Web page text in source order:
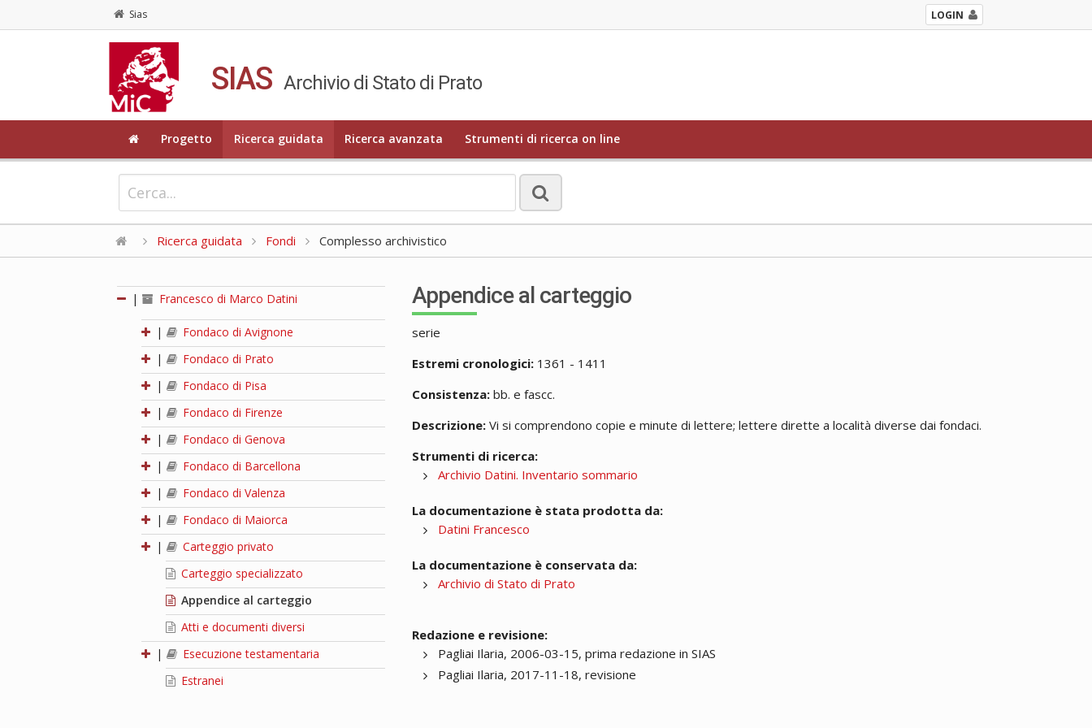
Sias LOGIN
SIAS Archivio di Stato di Prato
Progetto Ricerca guidata Ricerca avanzata Strumenti di ricerca on line
Ricerca guidata Fondi Complesso archivistico
| Francesco di Marco Datini
|
Fondaco di Avignone
|
Fondaco di Prato
|
Fondaco di Pisa
|
Fondaco di Firenze
|
Fondaco di Genova
|
Fondaco di Barcellona
|
Fondaco di Valenza
|
Fondaco di Maiorca
|
Carteggio privato
Carteggio specializzato
Appendice al carteggio
Atti e documenti diversi
|
Esecuzione testamentaria
Estranei
Appendice al carteggio
serie
Estremi cronologici: 1361 - 1411
Consistenza: bb. e fascc.
Descrizione: Vi si comprendono copie e minute di lettere; lettere dirette a località diverse dai fondaci.
Strumenti di ricerca:
Archivio Datini. Inventario sommario
La documentazione è stata prodotta da:
Datini Francesco
La documentazione è conservata da:
Archivio di Stato di Prato
Redazione e revisione:
Pagliai Ilaria, 2006-03-15, prima redazione in SIAS
Pagliai Ilaria, 2017-11-18, revisione